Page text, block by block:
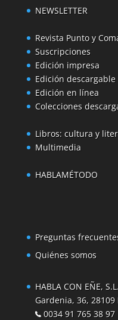
NEWSLETTER
Revista Punto y
Suscripciones
Edición impresa
Edición descargable
Edición en línea
Colecciones
Libros: cultura y
Multimedia
HABLAMÉTODO
Preguntas
Quiénes somos
HABLA CON EÑE, S.L.
Gardenia, 36,
0034 91 765 38 97